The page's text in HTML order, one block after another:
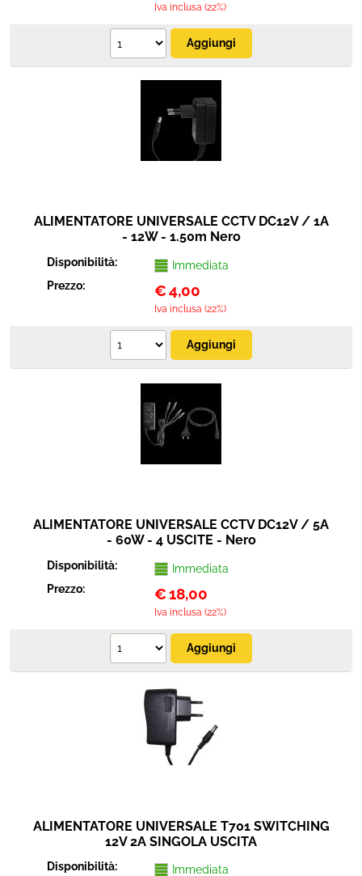
Iva inclusa (22%)
ALIMENTATORE UNIVERSALE CCTV DC12V / 1A
- 12W - 1.50m Nero
Disponibilità:
Immediata
Prezzo:
€4,00
Iva inclusa (22%)
ALIMENTATORE UNIVERSALE CCTV DC12V / 5A
- 60W - 4 USCITE - Nero
Disponibilità:
Immediata
Prezzo:
€18,00
Iva inclusa (22%)
ALIMENTATORE UNIVERSALE T701 SWITCHING
12V 2A SINGOLA USCITA
Disponibilità: Immediata